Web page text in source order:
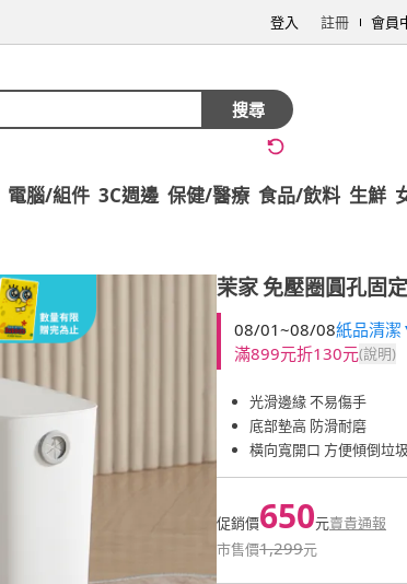
登入 註冊 會員
搜尋
電腦/組件 3C週邊 保健/醫療 食品/飲料 生鮮
茉家免壓圈圓孔固
08/01~08/08紙品清
滿899元折130元(說明)
光滑邊緣 不易傷手
底部墊高 防滑耐磨
橫向寬開口 方便傾倒垃
促銷價650元賣貴通報
市售價1,299元